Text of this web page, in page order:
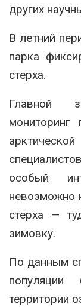
других
В летний
парка
стерха.
Главной
мониторинг
особый
невозможно
стерха —
зимовку.
По данным
территории